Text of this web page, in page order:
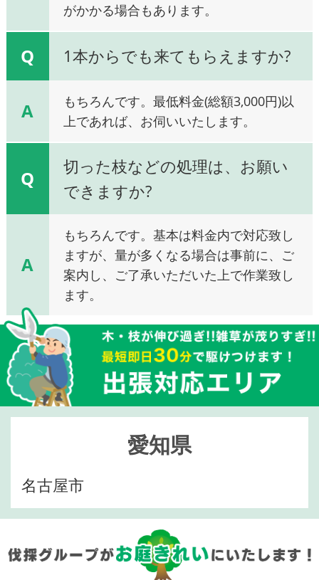
がかかる場合もあります。
Q 1本からでも来てもらえますか?
A
もちろんです。最低料金(総額3,000円)以
上であれば、お伺いいたします。
Q
切った枝などの処理は、お願い
できますか?
A
もちろんです。基本は料金内で対応致し
ますが、量が多くなる場合は事前に、ご
案内し、ご了承いただいた上で作業致し
ます。
愛知県
名古屋市